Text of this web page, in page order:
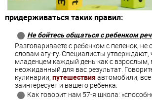
придерживаться таких правил:
Не бойтесь общаться с ребенком
Разговариваете с ребенком с пеленок, не
словам агу-гу. Специалисты утверждают,
младенцем каждый день как с взрослым,
неожиданный для вас результат.
кулинарии, путешествия автомобили,
заинтересует и вашего ребенка.
Как говорит нам 57-я школа: